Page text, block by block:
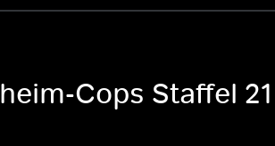
Cops Staffel 21